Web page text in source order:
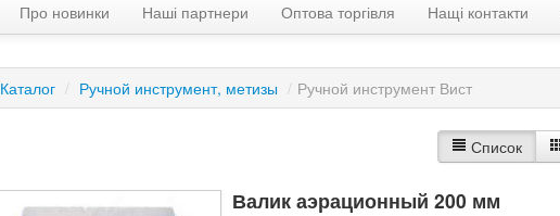
Про новинки Наші партнери Оптова торгівля Нащі контакти
Каталог / Ручной инструмент, метизы / Ручной инструмент Вист
Список
Валик аэрационный 200 мм